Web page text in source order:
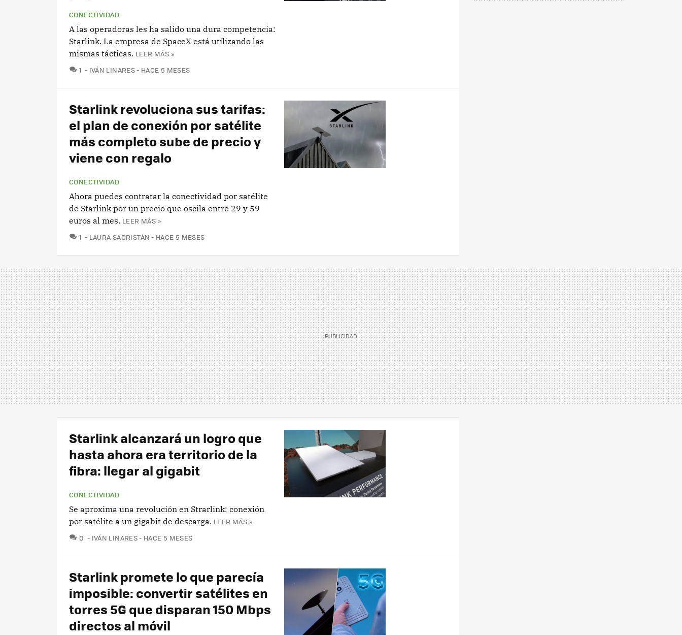
CONECTIVIDAD
A las operadoras les ha salido una dura competencia:
Starlink. La empresa de SpaceX está utilizando las
mismas tácticas. LEER MÁS »
1 COMENTARIOS
IVÁN LINARES HACE 5 MESES
Starlink revoluciona sus tarifas:
el plan de conexión por satélite
más completo sube de precio y
viene con regalo
CONECTIVIDAD
Ahora puedes contratar la conectividad por satélite
de Starlink por un precio que oscila entre 29 y 59
euros al mes. LEER MÁS »
1 COMENTARIOS
LAURA SACRISTÁN HACE 5 MESES
Starlink alcanzará un logro que
hasta ahora era territorio de la
fibra: llegar al gigabit
CONECTIVIDAD
Se aproxima una revolución en Strarlink: conexión
por satélite a un gigabit de descarga. LEER MÁS »
0 COMENTARIOS
IVÁN LINARES HACE 5 MESES
Starlink promete lo que parecía
imposible: convertir satélites en
torres 5G que disparan 150 Mbps
directos al móvil